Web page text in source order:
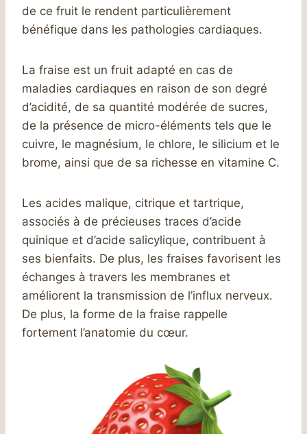
de ce fruit le rendent particulièrement
bénéfique dans les pathologies cardiaques.
La fraise est un fruit adapté en cas de
maladies cardiaques en raison de son degré
d’acidité, de sa quantité modérée de sucres,
de la présence de micro-éléments tels que le
cuivre, le magnésium, le chlore, le silicium et le
brome, ainsi que de sa richesse en vitamine C.
Les acides malique, citrique et tartrique,
associés à de précieuses traces d’acide
quinique et d’acide salicylique, contribuent à
ses bienfaits. De plus, les fraises favorisent les
échanges à travers les membranes et
améliorent la transmission de l’influx nerveux.
De plus, la forme de la fraise rappelle
fortement l’anatomie du cœur.